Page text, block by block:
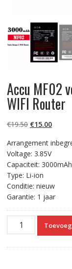
Accu MF02
WIFI Router
€19.50
was:
€19.50.
€15.00Huidige
is:
€15.00.
Arrangement
Voltage: 3.85V
Capaciteit:
Type: Li-ion
Conditie: nieuw
Garantie: 1 jaar
Accu
MF02